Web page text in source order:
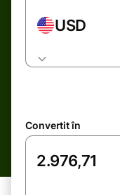
USD
Convertit în